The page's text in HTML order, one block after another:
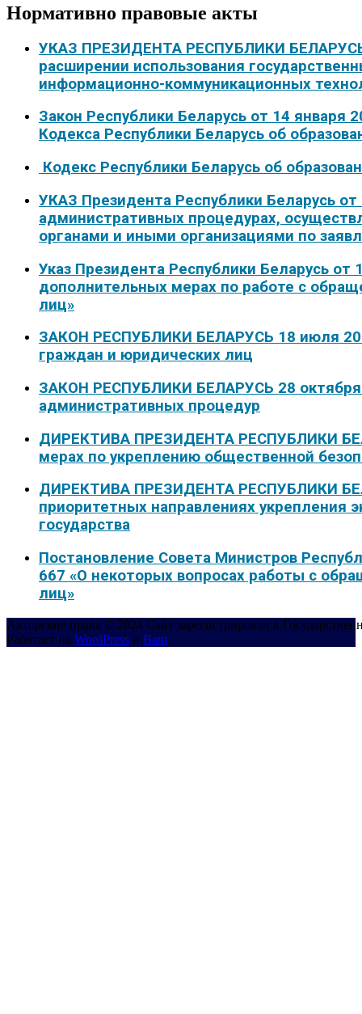
Нормативно правовые акты
УКАЗ ПРЕЗИДЕНТА РЕСПУБЛИКИ
расширении использования
информационно-коммуникационных
Закон Республики Беларусь от 14 января
Кодекса Республики Беларусь об
Кодекс Республики Беларусь об
УКАЗ Президента Республики Беларусь
административных процедурах,
органами и иными организациями по
Указ Президента Республики Беларусь
дополнительных мерах по работе с
лиц»
ЗАКОН РЕСПУБЛИКИ БЕЛАРУСЬ 18 июля
граждан и юридических лиц
ЗАКОН РЕСПУБЛИКИ БЕЛАРУСЬ 28
административных процедур
ДИРЕКТИВА ПРЕЗИДЕНТА РЕСПУБЛИКИ
мерах по укреплению общественной
ДИРЕКТИВА ПРЕЗИДЕНТА РЕСПУБЛИКИ
приоритетных направлениях укрепления
государства
Постановление Совета Министров
667 «О некоторых вопросах работы с
лиц»
Авторские права © 2024 Сайт зарегистрирован в
Работает на WordPress и Bam.